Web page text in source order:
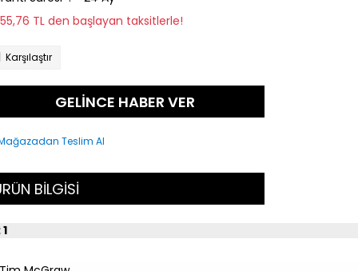
TL den başlayan taksitlerle!
Karşılaştır
GELİNCE HABER VER
BİLGİSİ